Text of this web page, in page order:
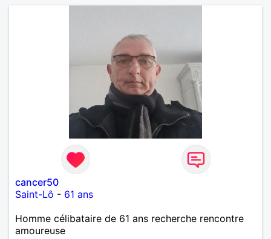
cancer50
Saint-Lô - 61 ans
Homme célibataire de 61 ans recherche rencontre
amoureuse